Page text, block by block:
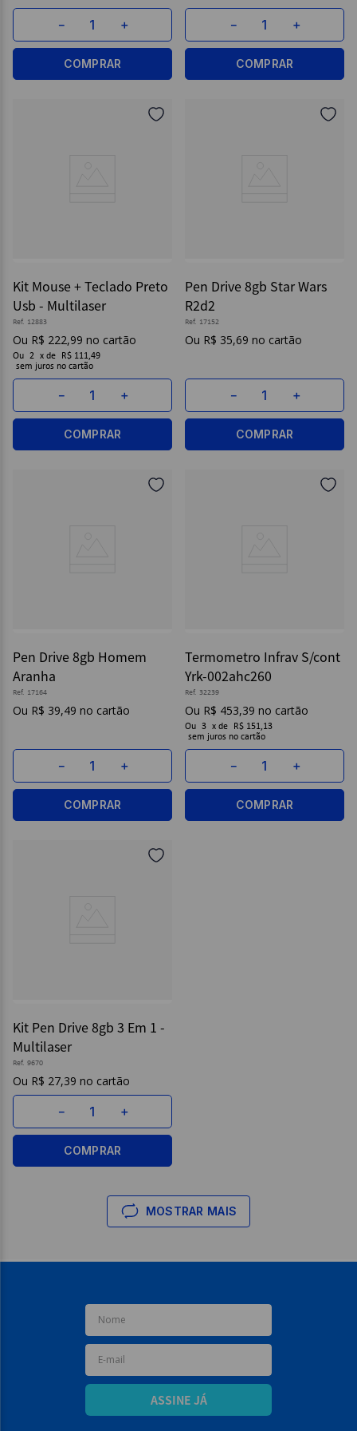
＋
－
COMPRAR
＋
－
COMPRAR
Kit Mouse + Teclado Preto
Usb - Multilaser
Ref. 12883
R$ 222,99
Ou 2 x de
R$ 111,49
sem juros
＋
－
COMPRAR
Pen Drive 8gb Star Wars
R2d2
Ref. 17152
R$ 35,69
＋
－
COMPRAR
Pen Drive 8gb Homem
Aranha
Ref. 17164
R$ 39,49
＋
－
COMPRAR
Termometro Infrav S/cont
Yrk-002ahc260
Ref. 32239
R$ 453,39
Ou 3 x de
R$ 151,13
sem juros
＋
－
COMPRAR
Kit Pen Drive 8gb 3 Em 1 -
Multilaser
Ref. 9670
R$ 27,39
＋
－
COMPRAR
MOSTRAR MAIS
ASSINE JÁ